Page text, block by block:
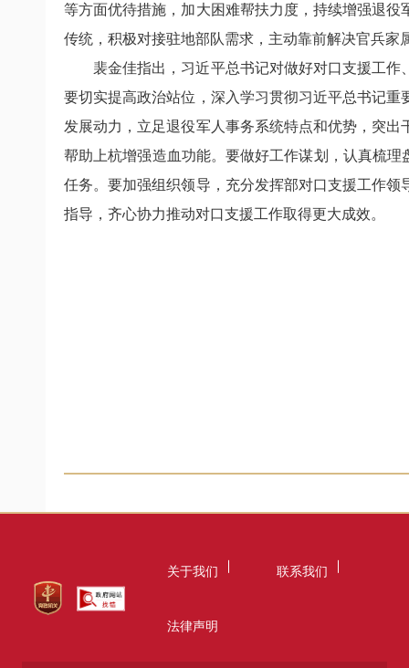
等方面优待措施，加大困难帮扶力度，持续增强退
传统，积极对接驻地部队需求，主动靠前解决官兵
裴金佳指出，习近平总书记对做好对口支援工
要切实提高政治站位，深入学习贯彻习近平总书记
发展动力，立足退役军人事务系统特点和优势，突
帮助上杭增强造血功能。要做好工作谋划，认真梳
任务。要加强组织领导，充分发挥部对口支援工作
指导，齐心协力推动对口支援工作取得更大成效。
关于我们 联系我们
法律声明